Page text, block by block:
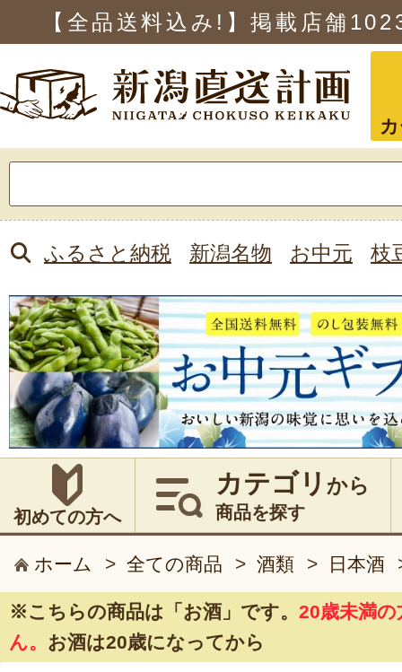
【全品送料込み!】掲載店舗
索:
ふるさと納税 新潟名物 お中元 枝
初めての方へ
カテゴリ から
商品を探す
ホーム > 全ての商品 > 酒類 > 日本酒
※こちらの商品は 「お酒」 です。 20歳未満
ん。 お酒は20歳になってから